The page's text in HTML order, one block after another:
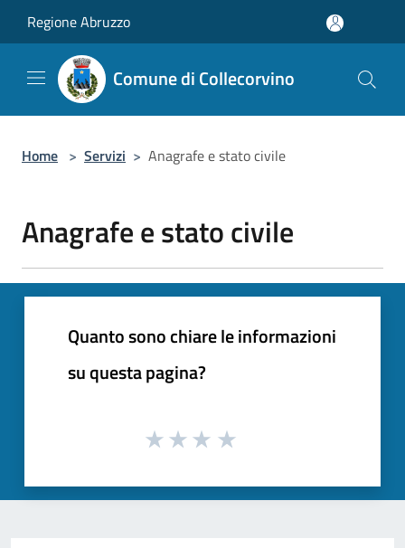
Regione Abruzzo
Comune di Collecorvino
Home > Servizi > Anagrafe e stato civile
Anagrafe e stato civile
Quanto sono chiare le informazioni
su questa pagina?